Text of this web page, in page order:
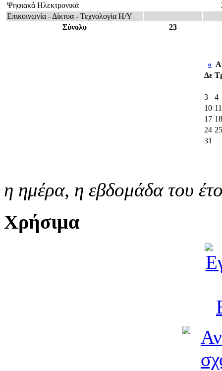
Ψηφιακά Ηλεκτρονικά
Επικοινωνία - Δίκτυα - Τεχνολογία Η/Υ
Σύνολο
23
«
Δε
3
4
10 11
17 18
24 25
31
η ημέρα, η εβδομάδα του
Χρήσιμα